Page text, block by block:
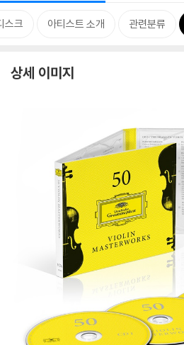
스크 아티스트 소개 관련분류
상세 이미지